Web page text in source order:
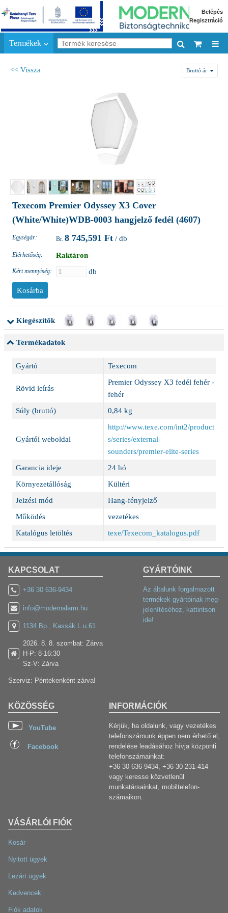
Belépés
Regisztráció
Termékek
<< Vissza Bruttó ár
Texecom Premier Odyssey X3 Cover
(White/White)WDB-0003 hangjelző fedél (4607)
Egységár: 8 745,591 Ft / db
Elérhetőség: Raktáron
Kért mennyiség: db
Kiegészítők
Termékadatok
Gyártó Texecom
Rövid leírás
Premier Odyssey X3 fedél fehér -
fehér
Súly (bruttó)
0,84 kg
Gyártói weboldal
http://www.texe.com/int2/product
s/series/external-
sounders/premier-elite-series
Garancia ideje
24 hó
Környezetállóság
Kültéri
Jelzési mód
Hang-fényjelző
Működés
vezetékes
Katalógus letöltés
texe/Texecom_katalogus.pdf
KAPCSOLAT
+36 30 636-9434
info@modernalarm.hu
1134 Bp., Kassák L.u.61.
2026. 8. 8. szombat: Zárva
H-P: 8-16:30
Sz-V: Zárva
Szerviz: Péntekenként zárva!
VÁSÁRLÓI FIÓK
Kosár
Nyitott ügyek
Lezárt ügyek
Kedvencek
Fiók adatok
KÖZÖSSÉG
YouTube
Facebook
INFORMÁCIÓK
Kérjük, ha oldalunk, vagy vezetékes
telefonszámunk éppen nem érhető el,
rendelése leadásához hívja központi
telefonszámainkat:
+36 30 636-9434, +36 30 231-414
vagy keresse közvetlenül
munkatársainkat, mobiltelefon-
számaikon.
GYÁRTÓINK
Az általunk forgalmazott
termékek gyártóinak meg-
jelenítéséhez, kattintson
ide!